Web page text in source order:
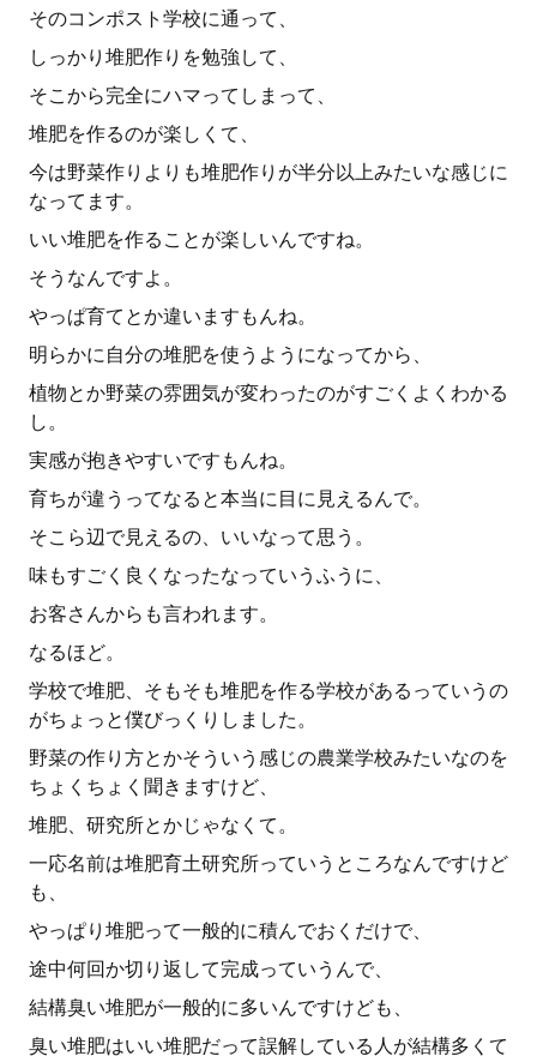
そのコンポスト学校に通って、
しっかり堆肥作りを勉強して、
そこから完全にハマってしまって、
堆肥を作るのが楽しくて、
今は野菜作りよりも堆肥作りが半分以上みたいな感じに
なってます。
いい堆肥を作ることが楽しいんですね。
そうなんですよ。
やっぱ育てとか違いますもんね。
明らかに自分の堆肥を使うようになってから、
植物とか野菜の雰囲気が変わったのがすごくよくわかる
し。
実感が抱きやすいですもんね。
育ちが違うってなると本当に目に見えるんで。
そこら辺で見えるの、いいなって思う。
味もすごく良くなったなっていうふうに、
お客さんからも言われます。
なるほど。
学校で堆肥、そもそも堆肥を作る学校があるっていうの
がちょっと僕びっくりしました。
野菜の作り方とかそういう感じの農業学校みたいなのを
ちょくちょく聞きますけど、
堆肥、研究所とかじゃなくて。
一応名前は堆肥育土研究所っていうところなんですけど
も、
やっぱり堆肥って一般的に積んでおくだけで、
途中何回か切り返して完成っていうんで、
結構臭い堆肥が一般的に多いんですけども、
臭い堆肥はいい堆肥だって誤解している人が結構多くて